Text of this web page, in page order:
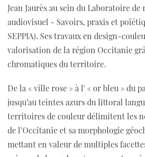
Jean Jaurès au sein du Laboratoire de
audiovisuel - Savoirs, praxis et
SEPPIA). Ses travaux en design-
valorisation de la région Occitanie
chromatiques du territoire.
De la « ville rose » à l' « or bleu » du
jusqu’au teintes azurs du littoral
territoires de couleur délimitent les
de l’Occitanie et sa morphologie
mettant en valeur de multiples